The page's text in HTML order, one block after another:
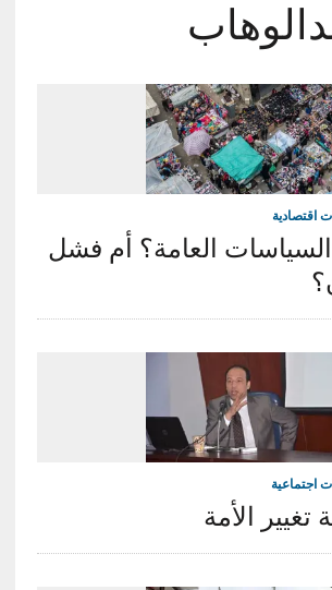
اقتصادية
العامة؟ أم فشل
اجتماعية
تغيير الأمة